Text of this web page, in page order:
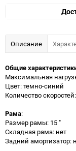
Описание
Общие
Максимальная
Цвет: темно-синий
Количество
Рама:
Размер рамы: 15 "
Складная рама: нет
Задний амортизатор: